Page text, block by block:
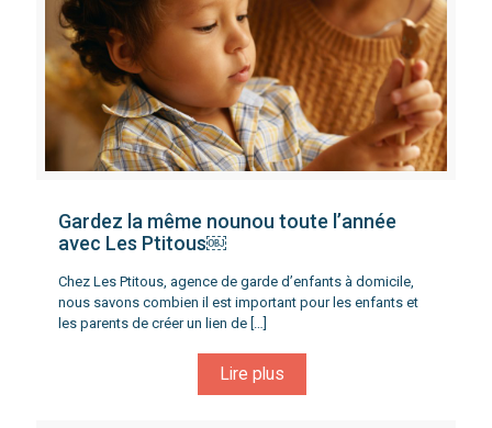
Gardez la même nounou toute l’année
avec Les Ptitous￼
Chez Les Ptitous, agence de garde d’enfants à domicile,
nous savons combien il est important pour les enfants et
les parents de créer un lien de […]
Lire plus